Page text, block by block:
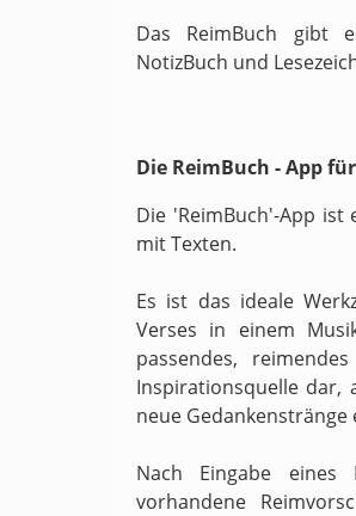
Das ReimBuch gibt
NotizBuch und
Die ReimBuch - App
Die 'ReimBuch'-App
mit Texten.
Es ist das ideale
Verses in einem
passendes,
Inspirationsquelle dar,
neue
Nach Eingabe
vorhandene